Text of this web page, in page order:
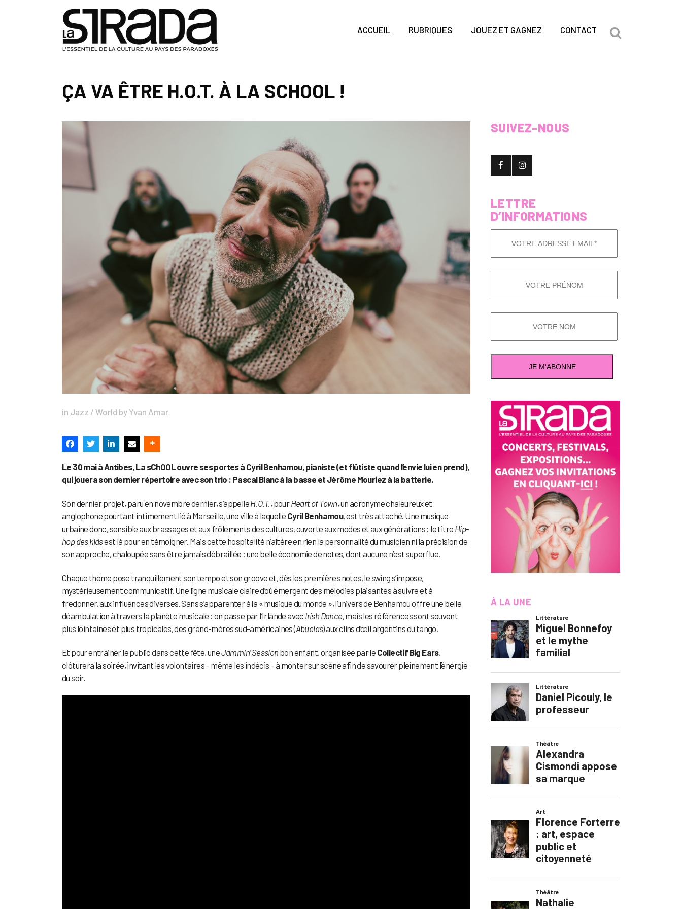
ACCUEIL RUBRIQUES JOUEZ ET GAGNEZ CONTACT
ÇA VA ÊTRE H.O.T. À LA SCHOOL !
in Jazz / World byYvan Amar
Le 30 mai à Antibes, La sChOOL ouvre ses portes à Cyril Benhamou, pianiste (et flûtiste quand l’envie lui en prend),
qui jouera son dernier répertoire avec son trio : Pascal Blanc à la basse et Jérôme Mouriez à la batterie.
Son dernier projet, paru en novembre dernier, s’appelleH.O.T., pourHeart of Town, un acronyme chaleureux et
anglophone pourtant intimement lié à Marseille, une ville à laquelle Cyril Benhamou, est très attaché. Une musique
urbaine donc, sensible aux brassages et aux frôlements des cultures, ouverte aux modes et aux générations : le titre Hip-
hop des kidsest là pour en témoigner. Mais cette hospitalité n’altère en rien la personnalité du musicien ni la précision de
son approche, chaloupée sans être jamais débraillée : une belle économie de notes, dont aucune n’est superflue.
Chaque thème pose tranquillement son tempo et son groove et, dès les premières notes, le swing s’impose,
mystérieusement communicatif. Une ligne musicale claire d’où émergent des mélodies plaisantes à suivre et à
fredonner, aux influences diverses. Sans s’apparenter à la « musique du monde », l’univers de Benhamou offre une belle
déambulation à travers la planète musicale : on passe par l’Irlande avec Irish Dance, mais les références sont souvent
plus lointaines et plus tropicales, des grand-mères sud-américaines (Abuelas) aux clins d’œil argentins du tango.
Et pour entrainer le public dans cette fête, uneJammin’ Session bon enfant, organisée par le Collectif Big Ears,
clôturera la soirée, invitant les volontaires – même les indécis – à monter sur scène afin de savourer pleinement l’énergie
du soir.
SUIVEZ-NOUS
LETTRE
D’INFORMATIONS
À LA UNE